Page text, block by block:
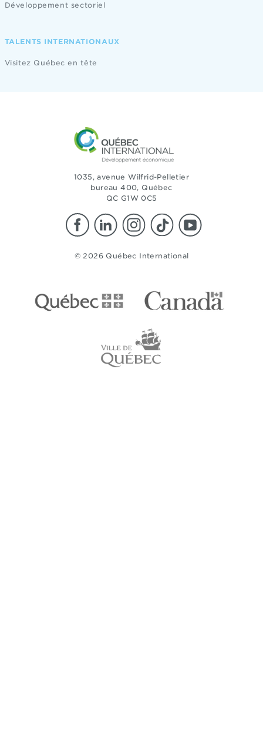
Développement sectoriel
TALENTS INTERNATIONAUX
Visitez Québec en tête
1035, avenue Wilfrid-Pelletier
bureau 400, Québec
QC G1W 0C5
© 2026 Québec International